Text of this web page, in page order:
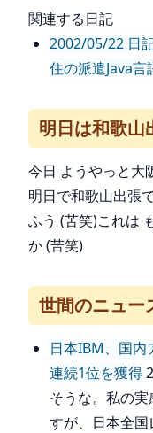
関連する日記
2002/05/22 日
住の派遣Java
明日は和歌山
今日 ようやっと大
明日で和歌山出張
ふう (苦笑)これは
か (苦笑)
世間のニュー
日本IBM、国内
連続1位を獲得
そうな。私の
すが、日本全